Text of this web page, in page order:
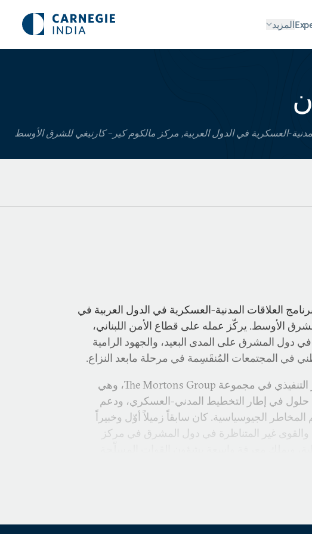
المزيد
العسكرية في الدول العربية, مركز مالكوم كير– كارنيغي للشرق الأوسط
العلاقات المدنية-العسكرية في الدول العربية في
الأوسط. يركّز عمله على قطاع الأمن اللبناني،
دول المشرق على المدى البعيد، والجهود الرامية
في المجتمعات المُنقَسِمة في مرحلة مابعد النزاع.
يتولّى نركيزيان منصب المدير التنفيذي في مجموعة The Mortons Group، وهي
حلول في إطار التخطيط المدني-العسكري، ودعم
المخاطر الجيوسياسية. كان سابقاً زميلاً أوّل وخبيراً
غير المتناظرة في دول المشرق في مركز
للقيادة المدنية-العسكرية في إطار الجهود الثنائية
إدارة التعاون الأمني من معهد الدفاع لدراسات